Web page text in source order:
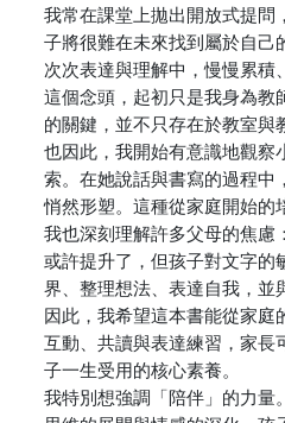
我常在課堂上拋出開放式提
子將很難在未來找到屬於自己
次次表達與理解中，慢慢累積
這個念頭，起初只是我身為教
的關鍵，並不只存在於教室與
也因此，我開始有意識地觀察
索。在她說話與書寫的過程中
悄然形塑。這種從家庭開始的
我也深刻理解許多父母的焦
或許提升了，但孩子對文字
界、整理想法、表達自我，並
因此，我希望這本書能從家
互動、共讀與表達練習，家
子一生受用的核心素養。
我特別想強調「陪伴」的力量